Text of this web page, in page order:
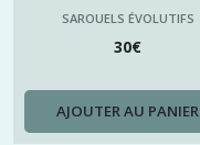
SAROUELS ÉVOLUTIFS
30€
AJOUTER AU PANIER